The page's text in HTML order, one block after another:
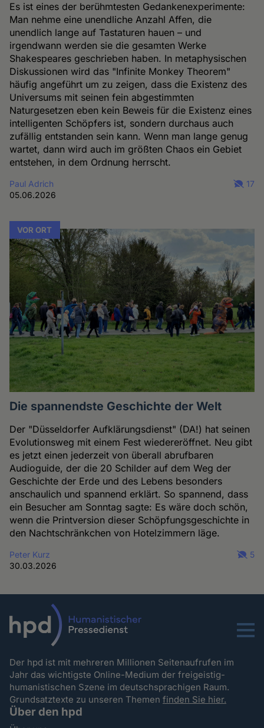
Es ist eines der berühmtesten Gedankenexperimente:
Man nehme eine unendliche Anzahl Affen, die
unendlich lange auf Tastaturen hauen – und
irgendwann werden sie die gesamten Werke
Shakespeares geschrieben haben. In metaphysischen
Diskussionen wird das "Infinite Monkey Theorem"
häufig angeführt um zu zeigen, dass die Existenz des
Universums mit seinen fein abgestimmten
Naturgesetzen eben kein Beweis für die Existenz eines
intelligenten Schöpfers ist, sondern durchaus auch
zufällig entstanden sein kann. Wenn man lange genug
wartet, dann wird auch im größten Chaos ein Gebiet
entstehen, in dem Ordnung herrscht.
Paul Adrich
05.06.2026
17
VOR ORT
Die spannendste Geschichte der Welt
Der "Düsseldorfer Aufklärungsdienst" (DA!) hat seinen
Evolutionsweg mit einem Fest wiedereröffnet. Neu gibt
es jetzt einen jederzeit von überall abrufbaren
Audioguide, der die 20 Schilder auf dem Weg der
Geschichte der Erde und des Lebens besonders
anschaulich und spannend erklärt. So spannend, dass
ein Besucher am Sonntag sagte: Es wäre doch schön,
wenn die Printversion dieser Schöpfungsgeschichte in
den Nachtschränkchen von Hotelzimmern läge.
Peter Kurz
30.03.2026
5
Menu
Der hpd ist mit mehreren Millionen Seitenaufrufen im
Jahr das wichtigste Online-Medium der freigeistig-
humanistischen Szene im deutschsprachigen Raum.
Grundsatztexte zu unseren Themenfinden Sie hier.
Über den hpd